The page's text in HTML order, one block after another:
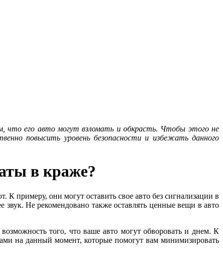
что его авто могут взломать и обкрасть. Чтобы этого не
повысить уровень безопасности и избежать данного
в краже?
примеру, они могут оставить свое авто без сигнализации в
звук. Не рекомендовано также оставлять ценные вещи в авто
того, что ваше авто могут обворовать и днем. К
на данный момент, которые помогут вам минимизировать